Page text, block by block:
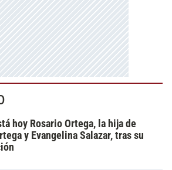
hoy Rosario Ortega, la hija de
y Evangelina Salazar, tras su